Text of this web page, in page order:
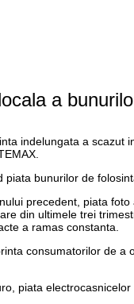
a
indelungata a
bunurilor de
precedent, piata
din ultimele trei
a ramas constanta.
consumatorilor de
piata